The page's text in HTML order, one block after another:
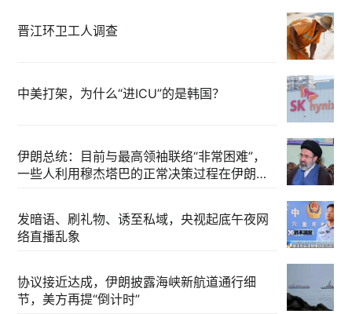
晋江环卫工人调查
中美打架，为什么“进ICU”的是韩国？
伊朗总统：目前与最高领袖联络“非常困难”，
一些人利用穆杰塔巴的正常决策过程在伊朗内
发暗语、刷礼物、诱至私域，央视起底午夜网
络直播乱象
协议接近达成，伊朗披露海峡新航道通行细
节，美方再提“倒计时”